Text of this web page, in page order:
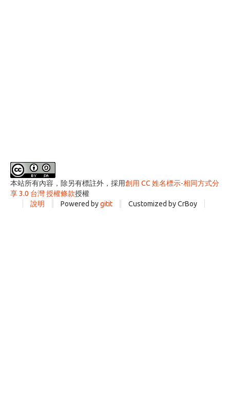
本站所有內容，除另有標註外，採用創用 CC 姓名標示-相同方式分
享 3.0 台灣 授權條款授權
說明
Powered bygitit Customized by CrBoy